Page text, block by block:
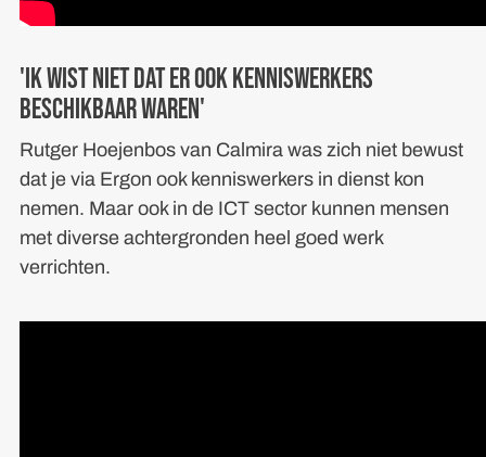
'Ik wist niet dat er ook kenniswerkers
beschikbaar waren'
Rutger Hoejenbos van Calmira was zich niet bewust
dat je via Ergon ook kenniswerkers in dienst kon
nemen. Maar ook in de ICT sector kunnen mensen
met diverse achtergronden heel goed werk
verrichten.